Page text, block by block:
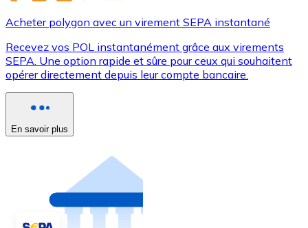
Acheter polygon avec un virement SEPA instantané
Recevez vos POL instantanément grâce aux virements
SEPA. Une option rapide et sûre pour ceux qui souhaitent
opérer directement depuis leur compte bancaire.
En savoir plus